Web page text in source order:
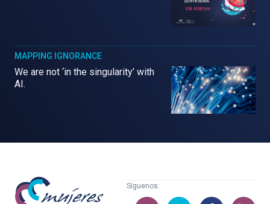
MAPPING IGNORANCE
We are not ‘in the singularity’ with
AI.
Mujeres
con
Síguenos: